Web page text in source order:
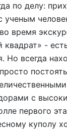
по делу:
ученым
время
квадрат» -
Но всегда
с
первого
куполу